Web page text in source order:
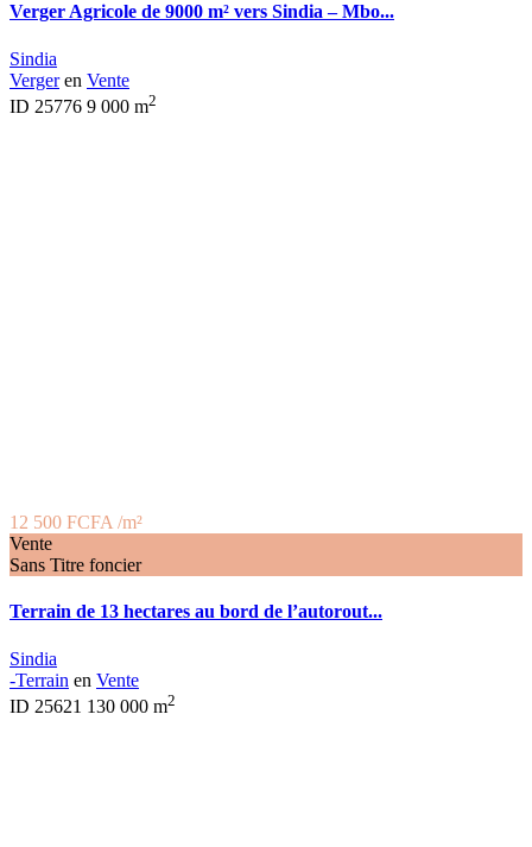
Verger Agricole de 9000 m² vers Sindia – Mbo...
Sindia
Vergeren Vente
ID 25776 9 000 m2
12 500 FCFA /m²
Vente
Sans Titre foncier
Terrain de 13 hectares au bord de l’autorout...
Sindia
-Terrain en Vente
ID 25621 130 000 m2